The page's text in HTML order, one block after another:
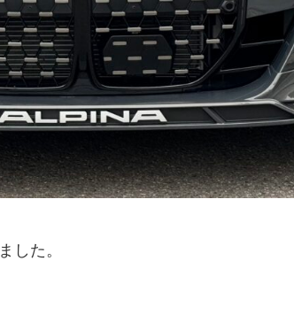
した。